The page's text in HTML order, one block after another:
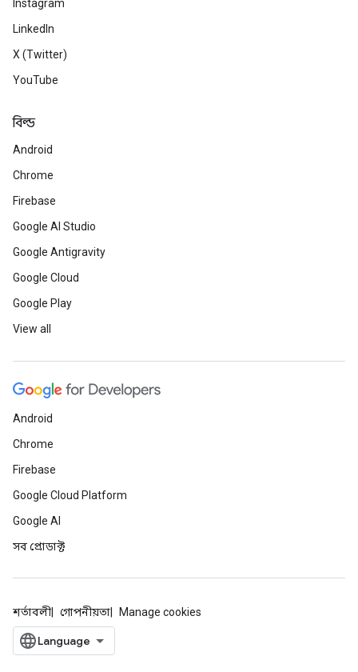
Instagram
LinkedIn
X (Twitter)
YouTube
বিল্ড
Android
Chrome
Firebase
Google AI Studio
Google Antigravity
Google Cloud
Google Play
View all
Android
Chrome
Firebase
Google Cloud Platform
Google AI
সব প্রোডাক্ট
শর্তাবলী গোপনীয়তা Manage cookies